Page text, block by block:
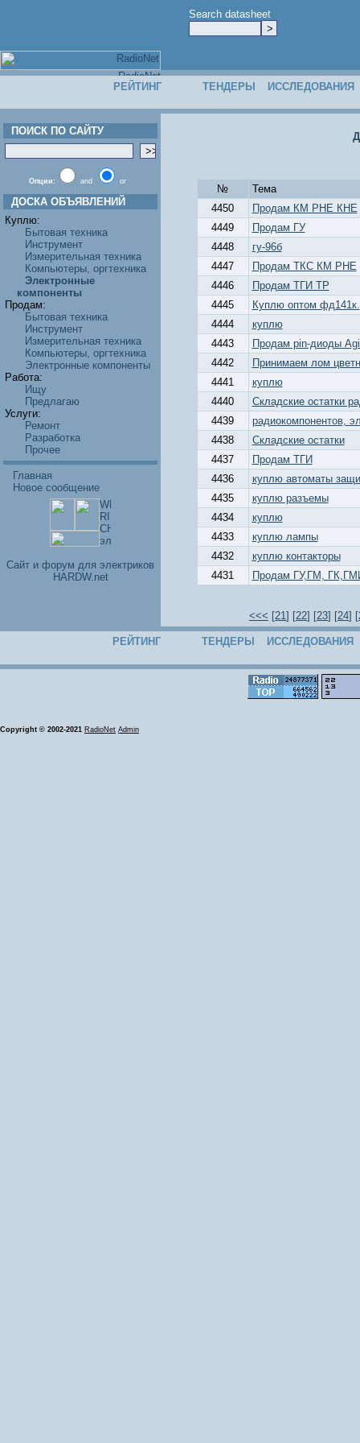
Search datasheet
РЕЙТИНГ ТЕНДЕРЫ ИССЛЕДОВАНИЯ
ПОИСК ПО САЙТУ
Опции: and or
ДОСКА ОБЪЯВЛЕНИЙ
Куплю:
Бытовая техника
Инструмент
Измерительная техника
Компьютеры, оргтехника
Электронные
компоненты
Продам:
Бытовая техника
Инструмент
Измерительная техника
Компьютеры, оргтехника
Электронные компоненты
Работа:
Ищу
Предлагаю
Услуги:
Ремонт
Разработка
Прочее
Главная
Новое сообщение
Cайт и форум для электриков
HARDW.net
№
Тема
4450
Продам КМ РНЕ КНЕ
4449
Продам ГУ
4448
гу-96б
4447
Продам ТКС КМ РНЕ
4446
Продам ТГИ ТР
4445
Куплю оптом фд141к.
4444
куплю
4443
Продам pin-диоды
4442
Принимаем лом
4441
куплю
4440
Складские остатки
4439
радиокомпонентов,
4438
Складские остатки
4437
Продам ТГИ
4436
куплю автоматы
4435
куплю разъемы
4434
куплю
4433
куплю лампы
4432
куплю контакторы
4431
Продам ГУ,ГМ,
<<< [21] [22] [23] [24] [
РЕЙТИНГ ТЕНДЕРЫ ИССЛЕДОВАНИЯ
Copyright © 2002-2021 RadioNet Admin